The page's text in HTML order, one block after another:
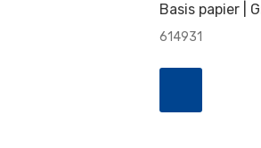
Basis papier |
614931